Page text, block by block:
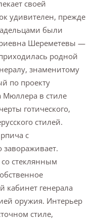
своей
удивителен, прежде
были
Шереметевы —
родной
знаменитому
по проекту
Мюллера в стиле
готического,
стилей.
с
стеклянным
кабинет генерала
оружия. Интерьер
стиле,